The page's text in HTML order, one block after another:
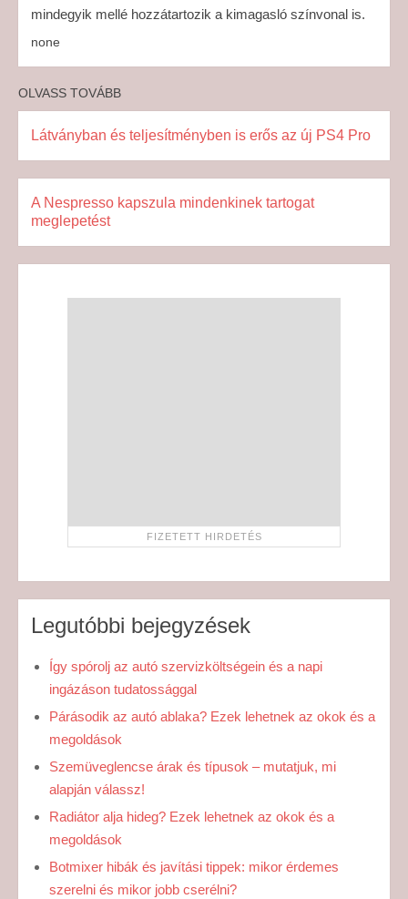
mindegyik mellé hozzátartozik a kimagasló színvonal is.
none
OLVASS TOVÁBB
Látványban és teljesítményben is erős az új PS4 Pro
A Nespresso kapszula mindenkinek tartogat
meglepetést
Legutóbbi bejegyzések
Így spórolj az autó szervizköltségein és a napi
ingázáson tudatossággal
Párásodik az autó ablaka? Ezek lehetnek az okok és a
megoldások
Szemüveglencse árak és típusok – mutatjuk, mi
alapján válassz!
Radiátor alja hideg? Ezek lehetnek az okok és a
megoldások
Botmixer hibák és javítási tippek: mikor érdemes
szerelni és mikor jobb cserélni?